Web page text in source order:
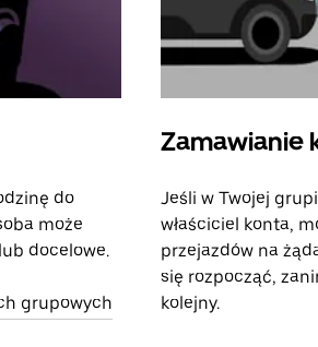
do
może
docelowe.
grupowych
Zamawianie
Jeśli w Twojej
właściciel konta,
przejazdów na
się rozpocząć,
kolejny.